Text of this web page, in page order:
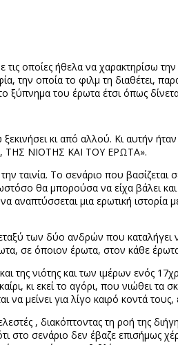
τις οποίες ήθελα να χαρακτηρίσω
την οποία το φιλμ τη διαθέτει,
του έρωτα έτσι όπως
κι από αλλού. Κι αυτήν
ΝΙΟΤΗΣ ΚΑΙ ΤΟΥ ΕΡΩΤΑ».
ταινία. Το σενάριο που
ωστόσο θα μπορούσα να είχα
να αναπτύσσεται μια ερωτική
των δύο ανδρών που
σε όποιον έρωτα, στον κάθε
της νιότης και των ιμέρων ενός
κι εκεί το αγόρι, που νιώθει
να μείνει για λίγο καιρό κοντά
, διακόπτοντας τη ροή της
στο σενάριο δεν έβαζε επισήμως